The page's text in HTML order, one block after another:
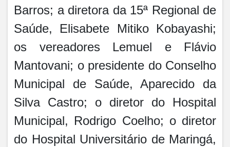
Barros; a diretora da 15ª Regional de
Saúde, Elisabete Mitiko Kobayashi;
os vereadores Lemuel e Flávio
Mantovani; o presidente do Conselho
Municipal de Saúde, Aparecido da
Silva Castro; o diretor do Hospital
Municipal, Rodrigo Coelho; o diretor
do Hospital Universitário de Maringá,